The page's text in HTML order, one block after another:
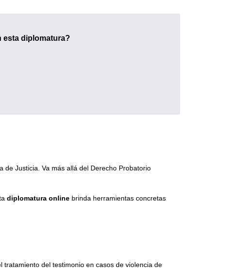
esta diplomatura?
de Justicia. Va más allá del Derecho Probatorio
diplomatura online brinda herramientas concretas
tratamiento del testimonio en casos de violencia de